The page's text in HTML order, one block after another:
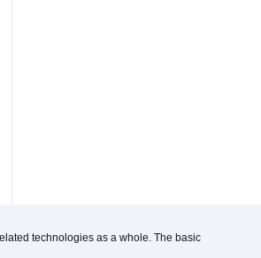
technologies as a whole. The basic